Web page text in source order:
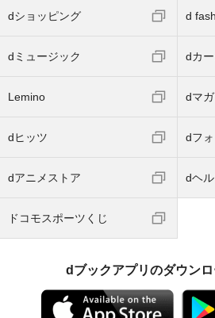
dショッピング d
dミュージック dカ
Lemino dマ
dヒッツ dフォ
dアニメストア dヘ
ドコモスポーツくじ
dブックアプリのダウン